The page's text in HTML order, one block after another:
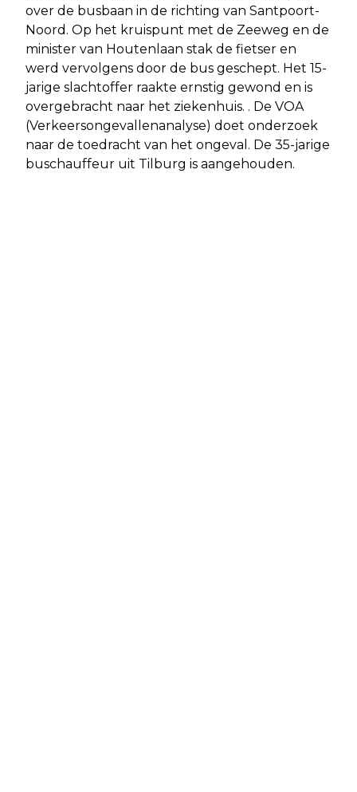
over de busbaan in de richting van Santpoort-
Noord. Op het kruispunt met de Zeeweg en de
minister van Houtenlaan stak de fietser en
werd vervolgens door de bus geschept. Het 15-
jarige slachtoffer raakte ernstig gewond en is
overgebracht naar het ziekenhuis. . De VOA
(Verkeersongevallenanalyse) doet onderzoek
naar de toedracht van het ongeval. De 35-jarige
buschauffeur uit Tilburg is aangehouden.